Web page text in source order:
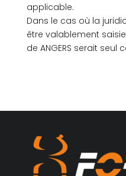
applicable.
Dans le cas où la
être valablement
de ANGERS serait seul